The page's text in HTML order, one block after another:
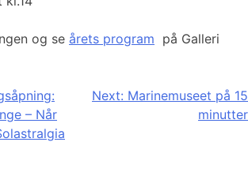
og se årets program på Galleri
– Når
Next: Marinemuseet på 15
minutter